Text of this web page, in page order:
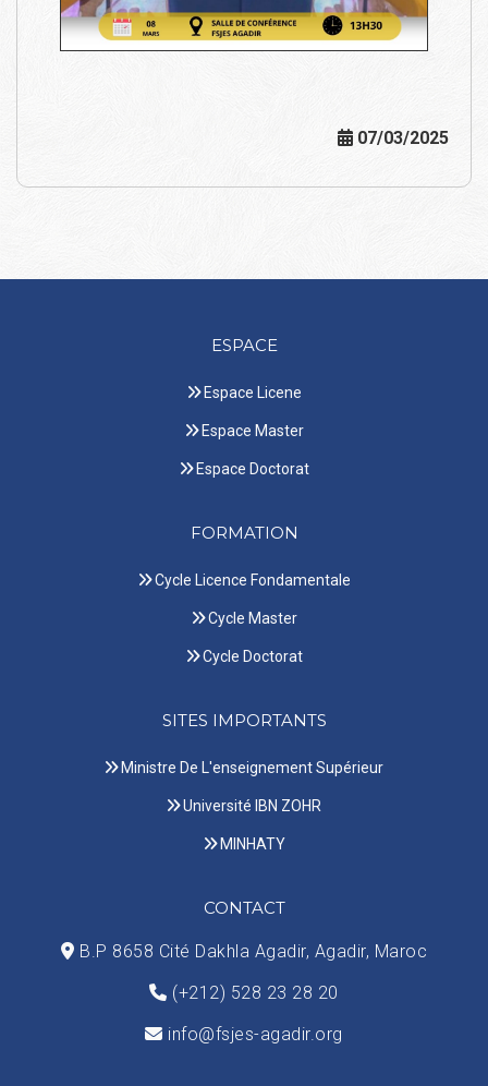
07/03/2025
ESPACE
Espace Licene
Espace Master
Espace Doctorat
FORMATION
Cycle Licence Fondamentale
Cycle Master
Cycle Doctorat
SITES IMPORTANTS
Ministre De L'enseignement Supérieur
Université IBN ZOHR
MINHATY
CONTACT
B.P 8658 Cité Dakhla Agadir, Agadir, Maroc
(+212) 528 23 28 20
info@fsjes-agadir.org